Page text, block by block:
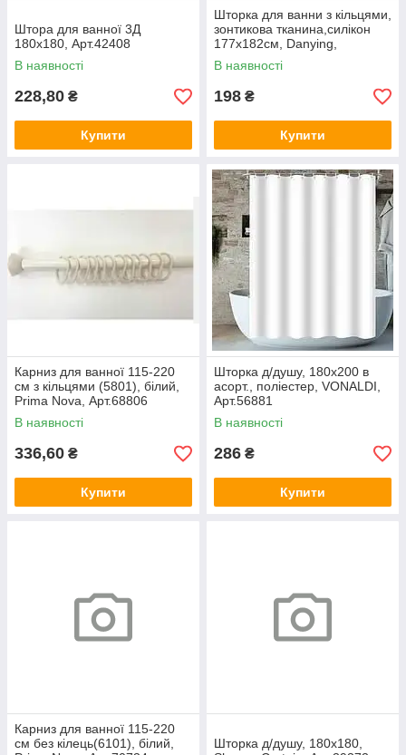
Штора для ванної 3Д
180х180, Арт.42408
В наявності
228,80 ₴
Купити
Шторка для ванни з кільцями,
зонтикова тканина,силікон
177х182см, Danying,
Арт.68339
В наявності
198 ₴
Купити
Карниз для ванної 115-220
см з кільцями (5801), білий,
Prima Nova, Арт.68806
В наявності
336,60 ₴
Купити
Шторка д/душу, 180х200 в
асорт., поліестер, VONALDI,
Арт.56881
В наявності
286 ₴
Купити
Карниз для ванної 115-220
см без кілець(6101), білий,
Шторка д/душу, 180х180,